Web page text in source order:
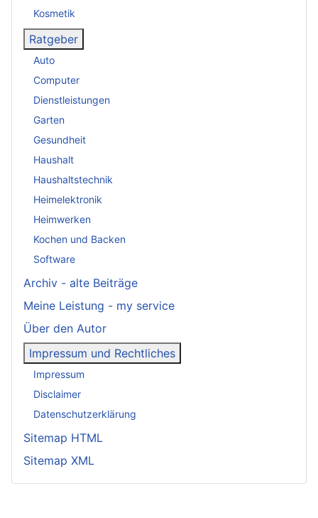
Kosmetik
Ratgeber
Auto
Computer
Dienstleistungen
Garten
Gesundheit
Haushalt
Haushaltstechnik
Heimelektronik
Heimwerken
Kochen und Backen
Software
Archiv - alte Beiträge
Meine Leistung - my service
Über den Autor
Impressum und Rechtliches
Impressum
Disclaimer
Datenschutzerklärung
Sitemap HTML
Sitemap XML